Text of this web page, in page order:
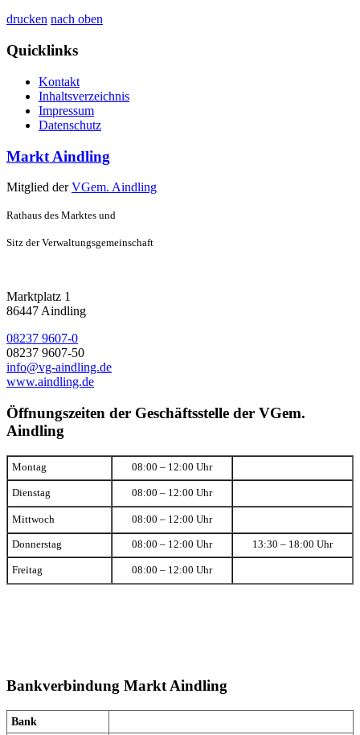
drucken nach oben
Quicklinks
Kontakt
Inhaltsverzeichnis
Impressum
Datenschutz
Markt Aindling
Mitglied derVGem. Aindling
Rathaus des Marktes und
Sitz der Verwaltungsgemeinschaft
Marktplatz 1
86447 Aindling
08237 9607-0
08237 9607-50
info@vg-aindling.de
www.aindling.de
Öffnungszeiten der Geschäftsstelle der VGem.
Aindling
Montag 08:00 – 12:00 Uhr
Dienstag 08:00 – 12:00 Uhr
Mittwoch 08:00 – 12:00 Uhr
Donnerstag 08:00 – 12:00 Uhr 13:30 – 18:00 Uhr
Freitag 08:00 – 12:00 Uhr
Bankverbindung Markt Aindling
Bank